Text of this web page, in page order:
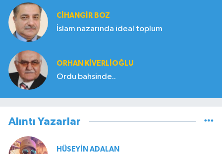
CIHANGIR BOZ
İslam nazarında ideal toplum
ORHAN KIVERLIOĞLU
Ordu bahsinde..
Alıntı Yazarlar
HÜSEYIN ADALAN